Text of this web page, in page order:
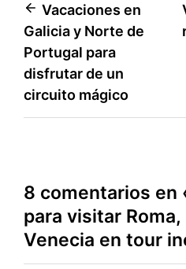
Navegación
de
entradas
Vacaciones en
Galicia y Norte de
Portugal para
disfrutar de un
circuito mágico
8 comentarios en
para visitar Roma,
Venecia en tour